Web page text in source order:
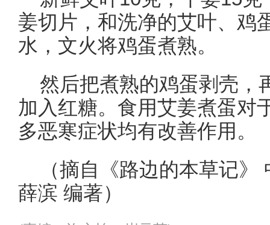
姜切片，和洗净的艾叶、鸡
水，文火将鸡蛋煮熟。
然后把煮熟的鸡蛋剥壳，
加入红糖。食用艾姜煮蛋对
多恶寒症状均有改善作用。
（摘自《路边的本草记
薛滨 编著）